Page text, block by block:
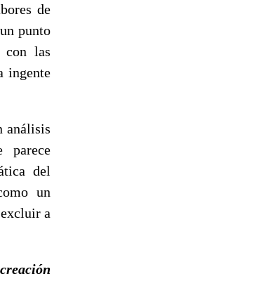
de
punto
con las
ingente
análisis
parece
del
un
a